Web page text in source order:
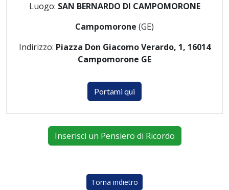
Luogo: SAN BERNARDO DI CAMPOMORONE
Campomorone (GE)
Indirizzo: Piazza Don Giacomo Verardo, 1, 16014
Campomorone GE
Portami qui
Inserisci un Pensiero di Ricordo
Torna indietro